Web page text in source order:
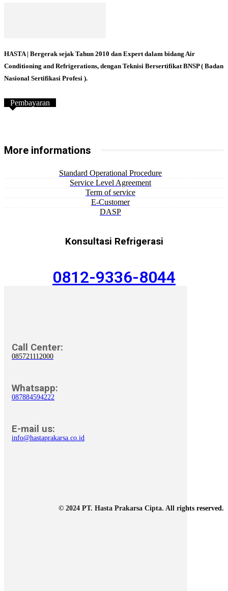
HASTA | Bergerak sejak Tahun 2010 dan Expert dalam bidang Air
Conditioning and Refrigerations, dengan Teknisi Bersertifikat BNSP ( Badan
Nasional Sertifikasi Profesi ).
Pembayaran
More informations
Standard Operational Procedure
Service Level Agreement
Term of service
E-Customer
DASP
Konsultasi Refrigerasi
0812-9336-8044
Call Center:
085721112000
Whatsapp:
087884594222
E-mail us:
info@hastaprakarsa.co.id
© 2024 PT. Hasta Prakarsa Cipta. All rights reserved.